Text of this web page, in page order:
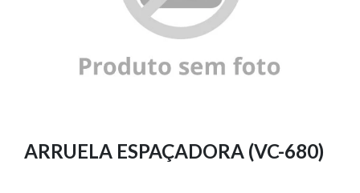
ARRUELA ESPAÇADORA (VC-680)